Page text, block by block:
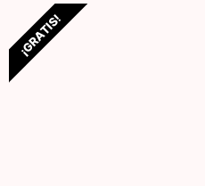
¡GRATIS!